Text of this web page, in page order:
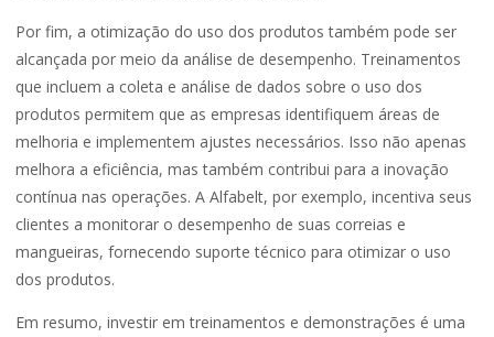
Por fim, a otimização do uso dos produtos também pode ser
alcançada por meio da análise de desempenho. Treinamentos
que incluem a coleta e análise de dados sobre o uso dos
produtos permitem que as empresas identifiquem áreas de
melhoria e implementem ajustes necessários. Isso não apenas
melhora a eficiência, mas também contribui para a inovação
contínua nas operações. A Alfabelt, por exemplo, incentiva seus
clientes a monitorar o desempenho de suas correias e
mangueiras, fornecendo suporte técnico para otimizar o uso
dos produtos.
Em resumo, investir em treinamentos e demonstrações é uma